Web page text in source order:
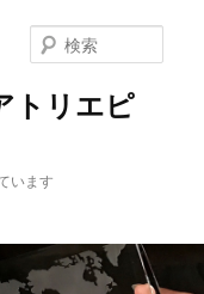
トリエピ
います
索